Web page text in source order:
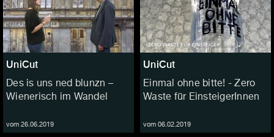
UniCut
Des is uns ned blunzn –
Wienerisch im Wandel
vom 26.06.2019
UniCut
Einmal ohne bitte! - Zero
Waste für EinsteigerInnen
vom 06.02.2019